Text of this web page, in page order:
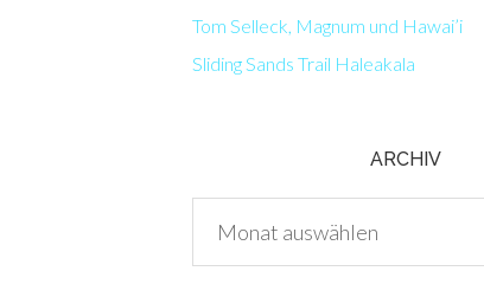
Tom Selleck, Magnum und Hawai’i
Sliding Sands Trail Haleakala
ARCHIV